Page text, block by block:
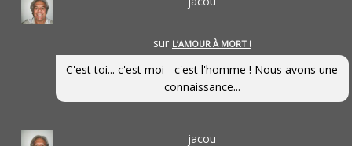
sur L’AMOUR À MORT !
C'est toi... c'est moi - c'est l'homme ! Nous avons une
connaissance...
jacou